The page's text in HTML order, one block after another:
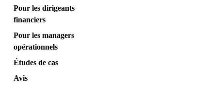
Pour les dirigeants
financiers
Pour les managers
opérationnels
Études de cas
Avis